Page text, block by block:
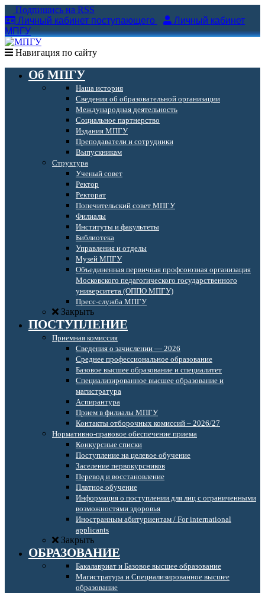
Подпишись на RSS
Личный кабинет поступающего
Личный кабинет
МПГУ
Навигация по сайту
Об МПГУ
Наша история
Сведения об образовательной организации
Международная деятельность
Социальное партнерство
Издания МПГУ
Преподаватели и сотрудники
Выпускникам
Структура
Ученый совет
Ректор
Ректорат
Попечительский совет МПГУ
Филиалы
Институты и факультеты
Библиотека
Управления и отделы
Музей МПГУ
Объединенная первичная профсоюзная организация
Московского педагогического государственного
университета (ОППО МПГУ)
Пресс-служба МПГУ
Закрыть
ПОСТУПЛЕНИЕ
Приемная комиссия
Сведения о зачислении — 2026
Среднее профессиональное образование
Базовое высшее образование и специалитет
Специализированное высшее образование и
магистратура
Аспирантура
Прием в филиалы МПГУ
Контакты отборочных комиссий – 2026/27
Нормативно-правовое обеспечение приема
Конкурсные списки
Поступление на целевое обучение
Заселение первокурсников
Перевод и восстановление
Платное обучение
Информация о поступлении для лиц с ограниченными
возможностями здоровья
Иностранным абитуриентам / For international
applicants
Закрыть
ОБРАЗОВАНИЕ
Бакалавриат и Базовое высшее образование
Магистратура и Специализированное высшее
образование